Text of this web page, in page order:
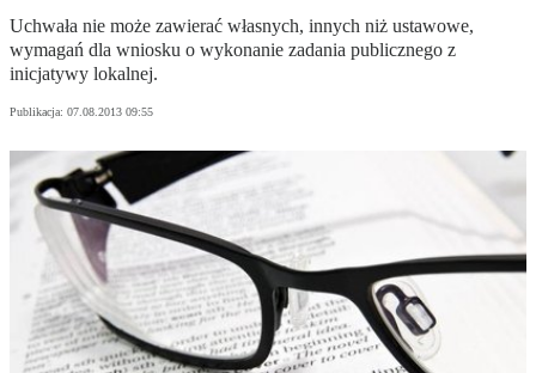
Uchwała nie może zawierać własnych, innych niż ustawowe,
wymagań dla wniosku o wykonanie zadania publicznego z
inicjatywy lokalnej.
Publikacja: 07.08.2013 09:55